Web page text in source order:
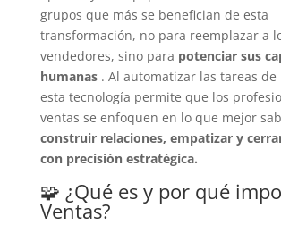
grupos que más se benefician de esta
transformación, no para reemplazar a
vendedores, sino para potenciar sus
humanas. Al automatizar las tareas de
esta tecnología permite que los
ventas se enfoquen en lo que mejor
construir relaciones, empatizar y
con precisión estratégica.
🧩 ¿Qué es y por qué
Ventas?